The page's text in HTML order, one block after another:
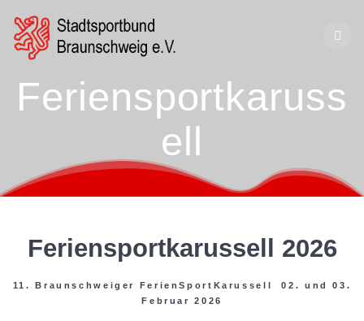
Feriensportkaruss
ell
Feriensportkarussell 2026
11. Braunschweiger FerienSportKarussell 02. und 03.
Februar 2026